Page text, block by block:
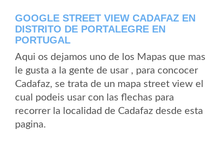
GOOGLE STREET VIEW CADAFAZ EN
DISTRITO DE PORTALEGRE EN
PORTUGAL
Aqui os dejamos uno de los Mapas que mas
le gusta a la gente de usar , para concocer
Cadafaz, se trata de un mapa street view el
cual podeis usar con las flechas para
recorrer la localidad de Cadafaz desde esta
pagina.